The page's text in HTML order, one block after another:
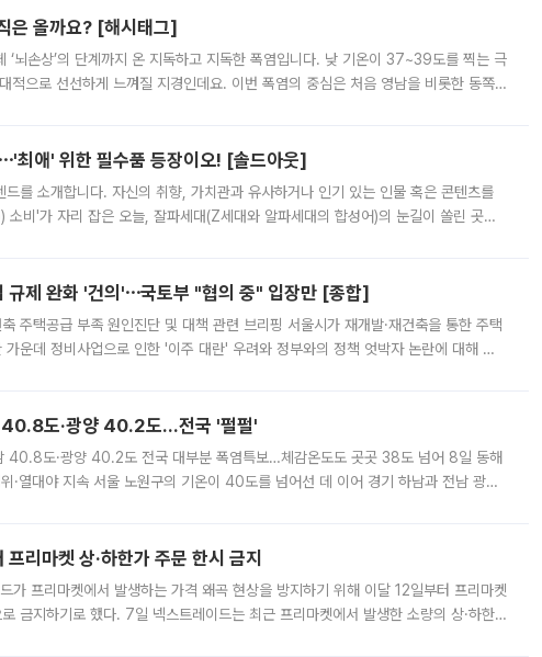
은 올까요? [해시태그]
‘뇌손상’의 단계까지 온 지독하고 지독한 폭염입니다. 낮 기온이 37~39도를 찍는 극
적으로 선선하게 느껴질 지경인데요. 이번 폭염의 중심은 처음 영남을 비롯한 동쪽
최애' 위한 필수품 등장이오! [솔드아웃]
드를 소개합니다. 자신의 취향, 가치관과 유사하거나 인기 있는 인물 혹은 콘텐츠를
비'가 자리 잡은 오늘, 잘파세대(Z세대와 알파세대의 합성어)의 눈길이 쏠린 곳은
규제 완화 '건의'⋯국토부 "협의 중" 입장만 [종합]
주택공급 부족 원인진단 및 대책 관련 브리핑 서울시가 재개발·재건축을 통한 주택
운데 정비사업으로 인한 '이주 대란' 우려와 정부와의 정책 엇박자 논란에 대해 정
40.8도·광양 40.2도…전국 '펄펄'
40.8도·광양 40.2도 전국 대부분 폭염특보…체감온도도 곳곳 38도 넘어 8일 동해
·열대야 지속 서울 노원구의 기온이 40도를 넘어선 데 이어 경기 하남과 전남 광양
리마켓 상·하한가 주문 한시 금지
가 프리마켓에서 발생하는 가격 왜곡 현상을 방지하기 위해 이달 12일부터 프리마켓
금지하기로 했다. 7일 넥스트레이드는 최근 프리마켓에서 발생한 소량의 상·하한